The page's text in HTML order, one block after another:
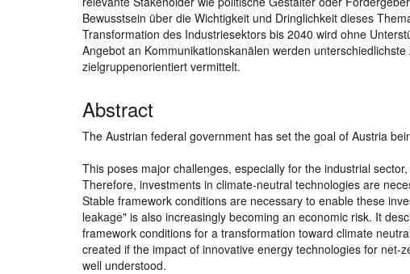
Bewusstsein über die Wichtigkeit und Dringlichkeit dieses
Transformation des Industriesektors bis 2040 wird ohne
Angebot an Kommunikationskanälen werden
zielgruppenorientiert vermittelt.
Abstract
The Austrian federal government has set the goal of Austria
This poses major challenges, especially for the industrial
Therefore, investments in climate-neutral technologies are
Stable framework conditions are necessary to enable these
leakage" is also increasingly becoming an economic risk. It
framework conditions for a transformation toward climate
created if the impact of innovative energy technologies for
well understood.